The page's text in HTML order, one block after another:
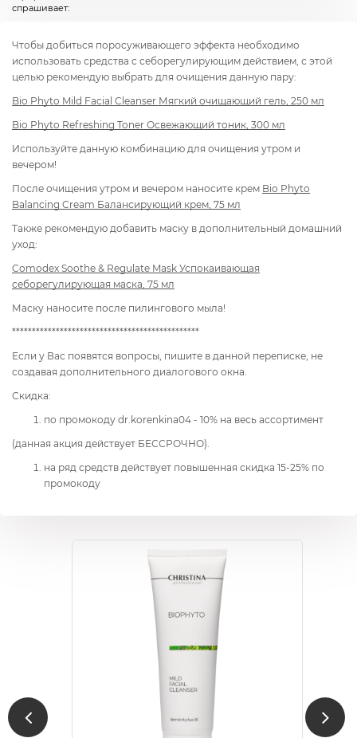
спрашивает:
Чтобы добиться поросуживающего эффекта необходимо
использовать средства с себорегулирующим действием, с этой
целью рекомендую выбрать для очищения данную пару:
Bio Phyto Mild Facial Cleanser Мягкий очищающий гель, 250 мл
Bio Phyto Refreshing Toner Освежающий тоник, 300 мл
Используйте данную комбинацию для очищения утром и
вечером!
После очищения утром и вечером наносите крем Bio Phyto
Balancing Cream Балансирующий крем, 75 мл
Также рекомендую добавить маску в дополнительный домашний
уход:
Comodex Soothe & Regulate Mask Успокаивающая
себорегулирующая маска, 75 мл
Маску наносите после пилингового мыла!
***********************************************
Если у Вас появятся вопросы, пишите в данной переписке, не
создавая дополнительного диалогового окна.
Скидка:
по промокоду dr.korenkina04 - 10% на весь ассортимент
(данная акция действует БЕССРОЧНО).
на ряд средств действует повышенная скидка 15-25% по
промокоду